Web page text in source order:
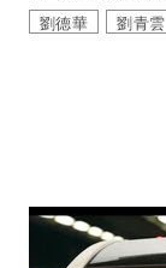
劉德華 劉青雲